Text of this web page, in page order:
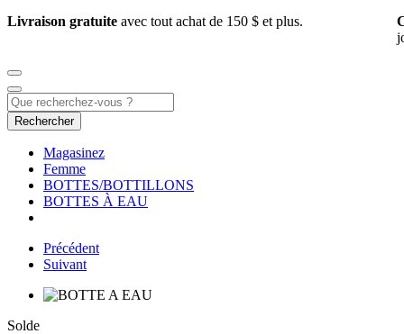
Livraison gratuite avec tout achat de 150 $ et plus.
Rechercher
Magasinez
Femme
BOTTES/BOTTILLONS
BOTTES À EAU
Précédent
Suivant
Solde